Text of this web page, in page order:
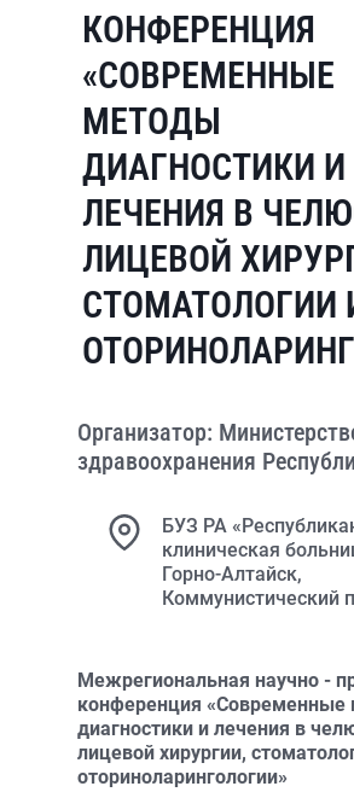
КОНФЕРЕНЦИЯ
«СОВРЕМЕННЫЕ
МЕТОДЫ
ДИАГНОСТИКИ И
ЛЕЧЕНИЯ В
ЛИЦЕВОЙ
СТОМАТОЛОГИИ
Организатор:
здравоохранения
БУЗ РА
клиническая
Горно-Алтайск,
Коммунистический
Межрегиональная научно -
конференция «Современные
диагностики и лечения в
лицевой хирургии,
оториноларингологии»